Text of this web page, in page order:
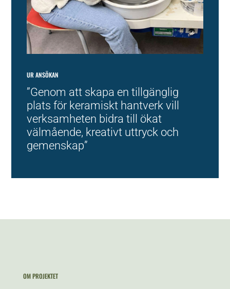
UR ANSÖKAN
”Genom att skapa en tillgänglig
plats för keramiskt hantverk vill
verksamheten bidra till ökat
välmående, kreativt uttryck och
gemenskap”
OM PROJEKTET